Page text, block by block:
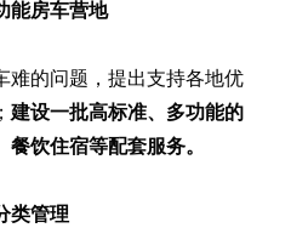
能房车营地
难的问题，提出支持各地优
建设一批高标准、多功能的
饮住宿等配套服务。
类管理